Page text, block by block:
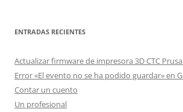
ENTRADAS RECIENTES
Actualizar firmware de impresora 3D CTC
Error «El evento no se ha podido guardar» en
Contar un cuento
Un profesional